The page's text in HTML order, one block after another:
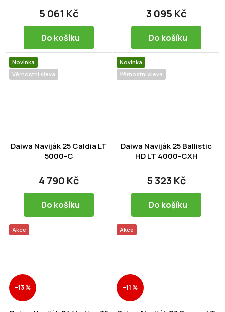
5 061 Kč
Do košíku
3 095 Kč
Do košíku
Novinka
Věrnostní sleva
Daiwa Naviják 25 Caldia LT
5000-C
4 790 Kč
Do košíku
Novinka
Věrnostní sleva
Daiwa Naviják 25 Ballistic
HD LT 4000-CXH
5 323 Kč
Do košíku
Akce
–13 %
Akce
–11 %